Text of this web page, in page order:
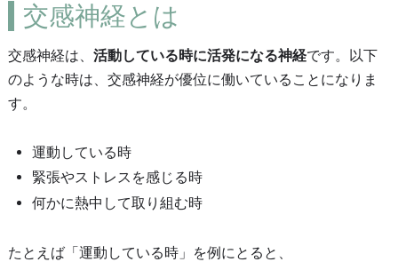
交感神経とは
交感神経は、 活動している時に活発になる神経です。以下
のような時は、交感神経が優位に働いていることになりま
す。
運動している時
緊張やストレスを感じる時
何かに熱中して取り組む時
たとえば「運動している時」を例にとると、